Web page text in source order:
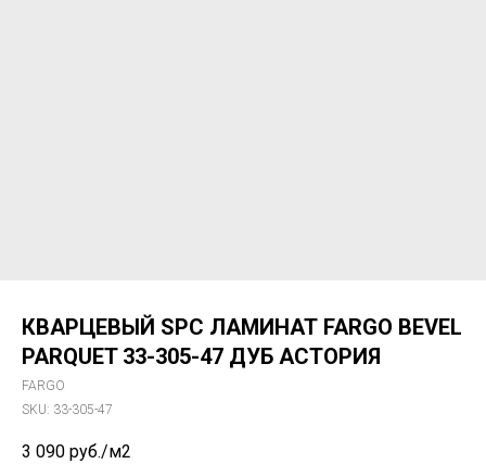
КВАРЦЕВЫЙ SPC ЛАМИНАТ FARGO BEVEL
PARQUET 33-305-47 ДУБ АСТОРИЯ
FARGO
SKU: 33-305-47
3 090 руб./м2